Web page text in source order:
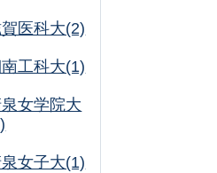
医科大(2)
工科大(1)
女学院大
女子大(1)